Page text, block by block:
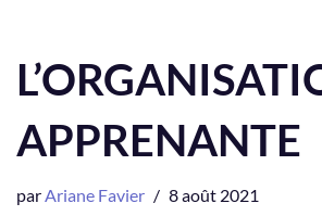
APPRENANTE
parAriane Favier 8 août 2021